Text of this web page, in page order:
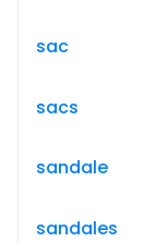
sac
sacs
sandale
sandales